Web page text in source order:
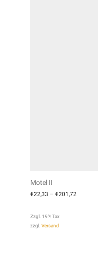
Motel II
€22,33 – €201,72
Zzgl. 19% Tax
zzgl. Versand